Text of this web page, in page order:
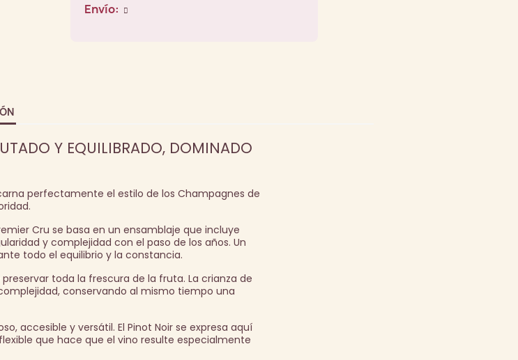
Envío:
Y EQUILIBRADO, DOMINADO
perfectamente el estilo de los Champagnes de
Cru se basa en un ensamblaje que incluye
y complejidad con el paso de los años. Un
todo el equilibrio y la constancia.
toda la frescura de la fruta. La crianza de
conservando al mismo tiempo una
accesible y versátil. El Pinot Noir se expresa aquí
que hace que el vino resulte especialmente